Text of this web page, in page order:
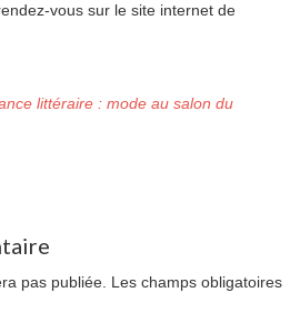
vous sur le site internet de
littéraire : mode au salon du
pas publiée. Les champs obligatoires